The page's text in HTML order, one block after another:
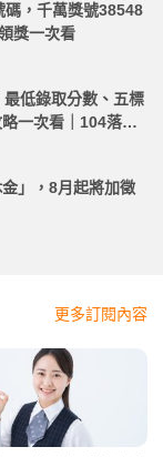
碼，千萬獎號38548
獎一次看
低錄取分數、五標
一次看｜104落點
」，8月起將加徵
更多訂閱內容